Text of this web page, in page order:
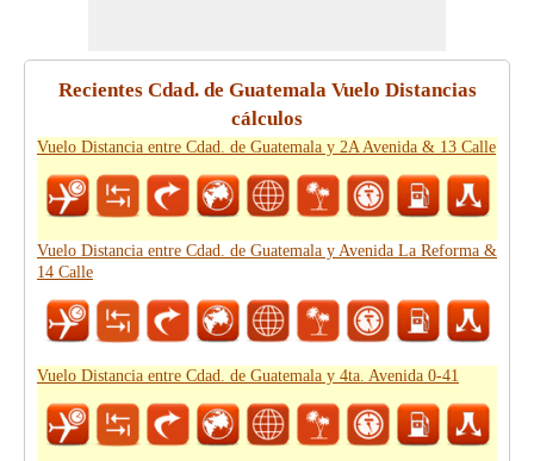
Recientes Cdad. de Guatemala Vuelo Distancias
cálculos
Vuelo Distancia entre Cdad. de Guatemala y 2A Avenida & 13 Calle
Vuelo Distancia entre Cdad. de Guatemala y Avenida La Reforma &
14 Calle
Vuelo Distancia entre Cdad. de Guatemala y 4ta. Avenida 0-41